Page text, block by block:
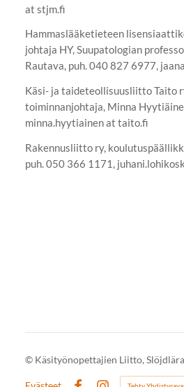
at stjm.fi
Hammaslääketieteen
johtaja HY, Suupatologian
Rautava, puh. 040 827 6977,
Käsi- ja taideteollisuusliitto Taito
toiminnanjohtaja, Minna
minna.hyytiainen at taito.fi
Rakennusliitto ry,
puh. 050 366 1171,
© Käsityönopettajien Liitto,